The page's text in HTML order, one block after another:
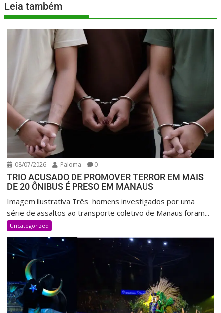
Leia também
08/07/2026 Paloma 0
TRIO ACUSADO DE PROMOVER TERROR EM MAIS
DE 20 ÔNIBUS É PRESO EM MANAUS
Imagem ilustrativa Três homens investigados por uma
série de assaltos ao transporte coletivo de Manaus foram...
Uncategorized